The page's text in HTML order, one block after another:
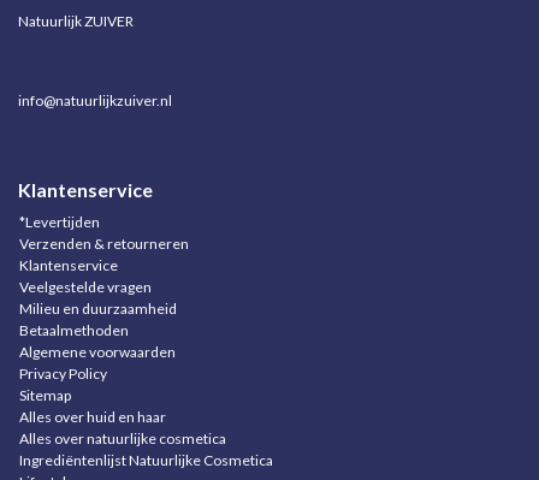
Natuurlijk ZUIVER
info@natuurlijkzuiver.nl
Klantenservice
*Levertijden
Verzenden & retourneren
Klantenservice
Veelgestelde vragen
Milieu en duurzaamheid
Betaalmethoden
Algemene voorwaarden
Privacy Policy
Sitemap
Alles over huid en haar
Alles over natuurlijke cosmetica
Ingrediëntenlijst Natuurlijke Cosmetica